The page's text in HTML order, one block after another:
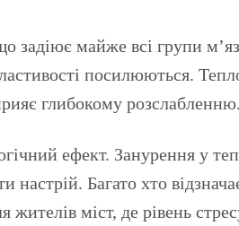
задіює майже всі групи
посилюються.
глибокому розслабленню.
ефект. Занурення у
Багато хто
міст, де рівень